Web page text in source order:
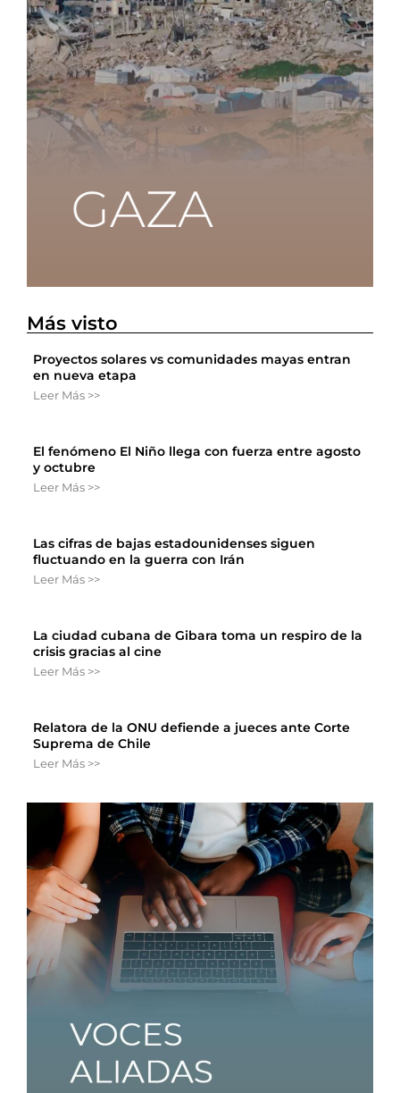
Más visto
Proyectos solares vs comunidades mayas entran
en nueva etapa
Leer Más >>
El fenómeno El Niño llega con fuerza entre agosto
y octubre
Leer Más >>
Las cifras de bajas estadounidenses siguen
fluctuando en la guerra con Irán
Leer Más >>
La ciudad cubana de Gibara toma un respiro de la
crisis gracias al cine
Leer Más >>
Relatora de la ONU defiende a jueces ante Corte
Suprema de Chile
Leer Más >>